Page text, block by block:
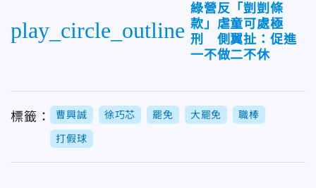
play_circle_outline
綠營反「剴剴條
款」虐童可處極
刑 側翼扯：促進
一不做二不休
標籤： 曹興誠 徐巧芯 罷免 大罷免 職棒
打假球